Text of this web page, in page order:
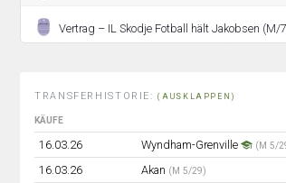
Vertrag – IL Skodje Fotball hält Jakobsen (M/
TRANSFERHISTORIE:(AUSKLAPPEN)
KÄUFE
16.03.26 Wyndham-Grenville (M 5/
16.03.26
Akan (M 5/29)